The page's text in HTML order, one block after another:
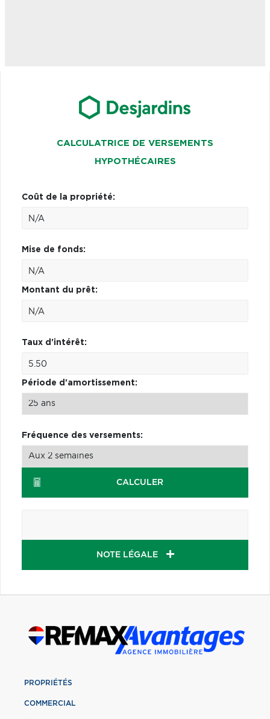
CALCULATRICE DE VERSEMENTS
HYPOTHÉCAIRES
Coût de la propriété:
Mise de fonds:
Montant du prêt:
Taux d'intérêt:
Période d'amortissement:
Fréquence des versements:
CALCULER
NOTE LÉGALE
PROPRIÉTÉS
COMMERCIAL